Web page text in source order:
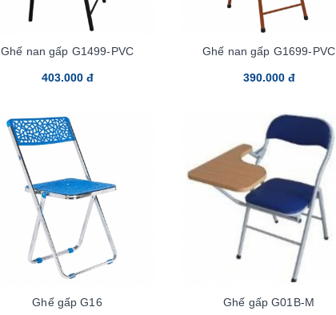
Ghế nan gấp G1499-PVC
403.000 đ
Ghế nan gấp G1699-PVC
390.000 đ
Ghế gấp G16 Ghế gấp G01B-M